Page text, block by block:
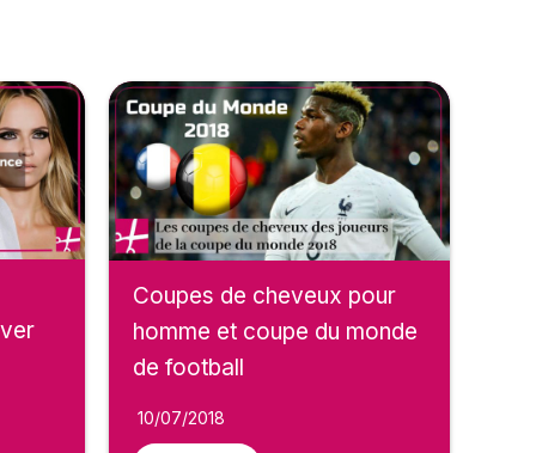
Coupes de cheveux pour
homme et coupe du monde
de football
10/07/2018